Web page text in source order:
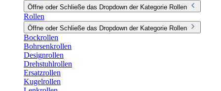
Öffne oder Schließe das Dropdown der Kategorie Rollen
Rollen
Öffne oder Schließe das Dropdown der Kategorie Rollen
Bockrollen
Bohrsenkrollen
Designrollen
Drehstuhlrollen
Ersatzrollen
Kugelrollen